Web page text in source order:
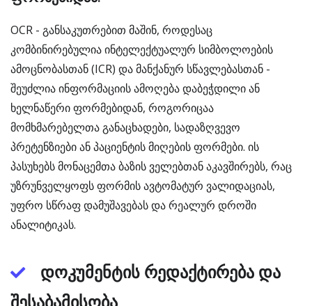
OCR - განსაკუთრებით მაშინ, როდესაც
კომბინირებულია ინტელექტუალურ სიმბოლოების
ამოცნობასთან (ICR) და მანქანურ სწავლებასთან -
შეუძლია ინფორმაციის ამოღება დაბეჭდილი ან
ხელნაწერი ფორმებიდან, როგორიცაა
მომხმარებელთა განაცხადები, სადაზღვევო
პრეტენზიები ან პაციენტის მიღების ფორმები. ის
პასუხებს მონაცემთა ბაზის ველებთან აკავშირებს, რაც
უზრუნველყოფს ფორმის ავტომატურ ვალიდაციას,
უფრო სწრაფ დამუშავებას და რეალურ დროში
ანალიტიკას.
დოკუმენტის რედაქტირება და